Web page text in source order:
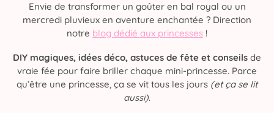
Envie de transformer un goûter en bal royal ou un
mercredi pluvieux en aventure enchantée ? Direction
notre blog dédié aux princesses !
DIY magiques, idées déco, astuces de fête et conseils de
vraie fée pour faire briller chaque mini-princesse. Parce
qu’être une princesse, ça se vit tous les jours (et ça se lit
aussi).